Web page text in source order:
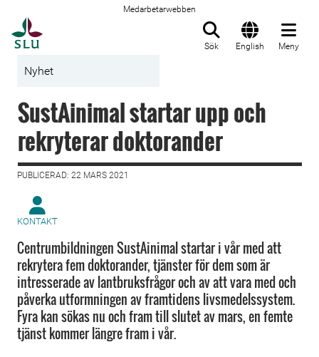
Medarbetarwebben
Sök English Meny
Nyhet
SustAinimal startar upp och
rekryterar doktorander
PUBLICERAD: 22 MARS 2021
KONTAKT
Centrumbildningen SustAinimal startar i vår med att
rekrytera fem doktorander, tjänster för dem som är
intresserade av lantbruksfrågor och av att vara med och
påverka utformningen av framtidens livsmedelssystem.
Fyra kan sökas nu och fram till slutet av mars, en femte
tjänst kommer längre fram i vår.